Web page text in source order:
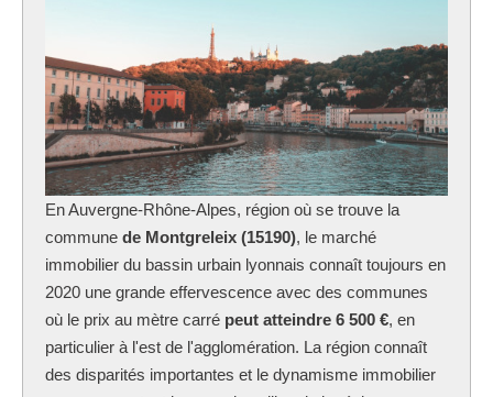
En Auvergne-Rhône-Alpes, région où se trouve la
commune de Montgreleix (15190), le marché
immobilier du bassin urbain lyonnais connaît toujours en
2020 une grande effervescence avec des communes
où le prix au mètre carré peut atteindre 6 500 €, en
particulier à l'est de l'agglomération. La région connaît
des disparités importantes et le dynamisme immobilier